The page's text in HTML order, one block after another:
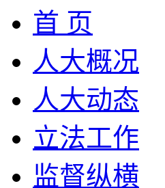
首 页
人大概况
人大动态
立法工作
监督纵横